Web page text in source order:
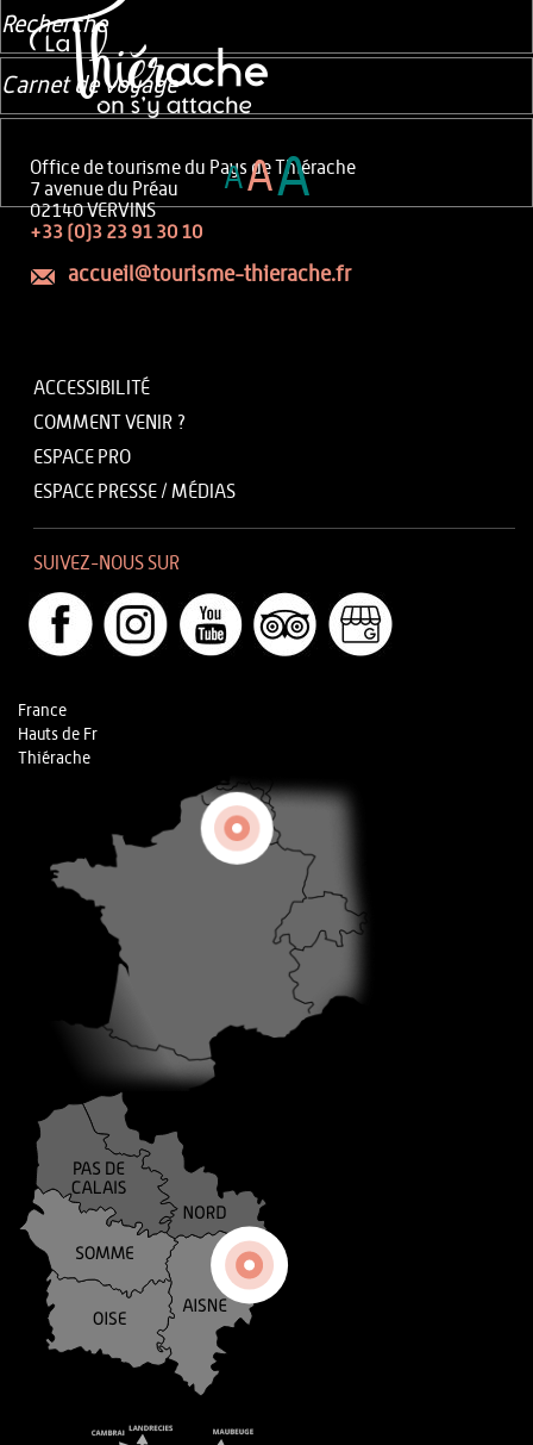
Office de tourisme du Pays de Thiérache
7 avenue du Préau
02140 VERVINS
+33 (0)3 23 91 30 10
accueil@tourisme-thierache.fr
ACCESSIBILITÉ
COMMENT VENIR ?
ESPACE PRO
ESPACE PRESSE / MÉDIAS
SUIVEZ-NOUS SUR
France
Hauts de Fr
Thiérache
Recherche
Carnet de voyage
AAA